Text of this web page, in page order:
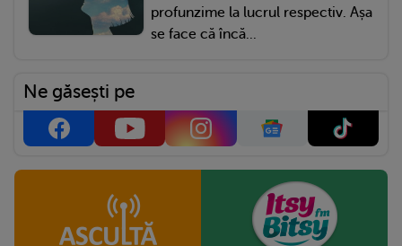
profunzime la lucrul respectiv. Așa
se face că încă...
Ne găsești pe